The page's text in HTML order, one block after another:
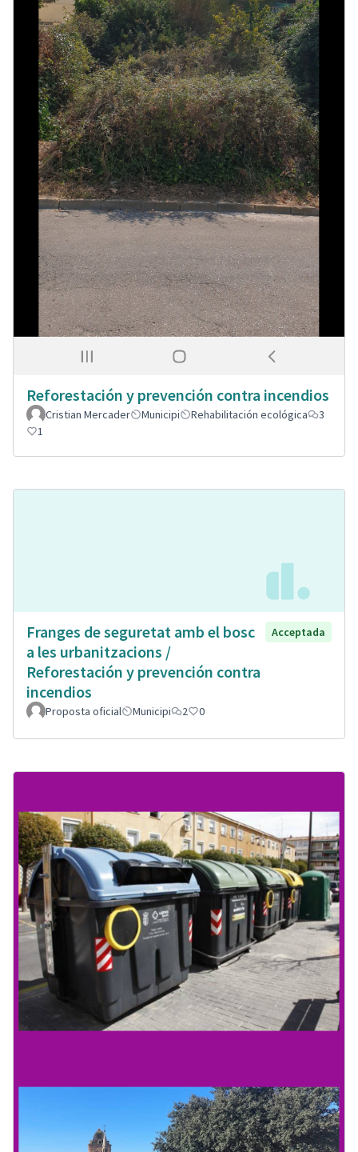
Reforestación y prevención contra incendios
Cristian Mercader Municipi Rehabilitación ecológica
3
1
Franges de seguretat amb el bosc
a les urbanitzacions /
Reforestación y prevención contra
incendios
Acceptada
Proposta oficial Municipi 2 0